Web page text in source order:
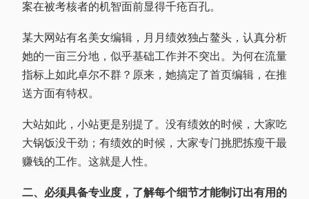
案在被考核者的机智面前显得千疮百孔。
某大网站有名美女编辑，月月绩效独占鳌头，认真分析
她的一亩三分地，似乎基础工作并不突出。为何在流量
指标上如此卓尔不群？原来，她搞定了首页编辑，在推
送方面有特权。
大站如此，小站更是别提了。没有绩效的时候，大家吃
大锅饭没干劲；有绩效的时候，大家专门挑肥拣瘦干最
赚钱的工作。这就是人性。
二、必须具备专业度，了解每个细节才能制订出有用的